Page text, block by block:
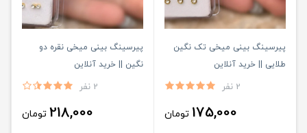
پیرسینگ بینی میخی تک نگین
طلایی || خرید آنلاین
2 نفر
175,000 تومان
پیرسینگ بینی میخی نقره دو
نگین || خرید آنلاین
2 نفر
218,000 تومان